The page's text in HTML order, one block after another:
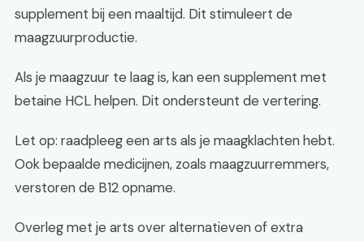
supplement bij een maaltijd. Dit stimuleert de
maagzuurproductie.
Als je maagzuur te laag is, kan een supplement met
betaine HCL helpen. Dit ondersteunt de vertering.
Let op: raadpleeg een arts als je maagklachten hebt.
Ook bepaalde medicijnen, zoals maagzuurremmers,
verstoren de B12 opname.
Overleg met je arts over alternatieven of extra